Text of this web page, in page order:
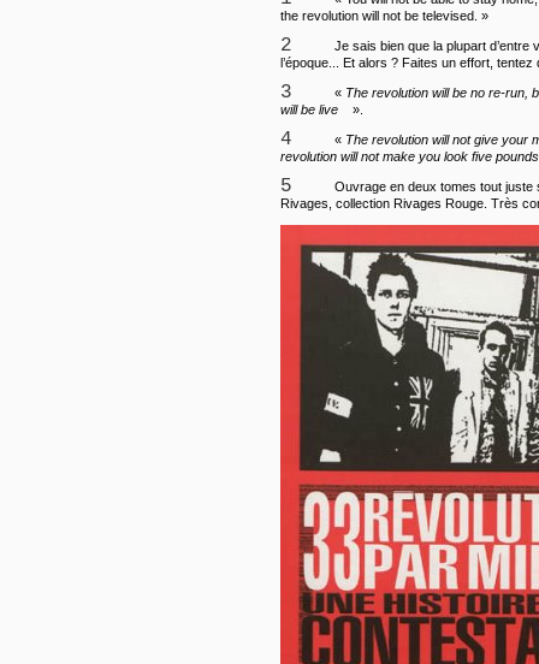
the revolution will not be televised. »
2
Je sais bien que la plupart d’entre
l’époque... Et alors ? Faites un effort, tentez
3 « The revolution will be no re-run,
will be live
».
4 « The revolution will not give your
revolution will not make you look five
5
Ouvrage en deux tomes tout juste
Rivages, collection Rivages Rouge. Très